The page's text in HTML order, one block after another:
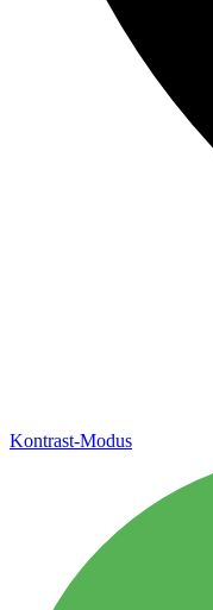
Kontrast-Modus